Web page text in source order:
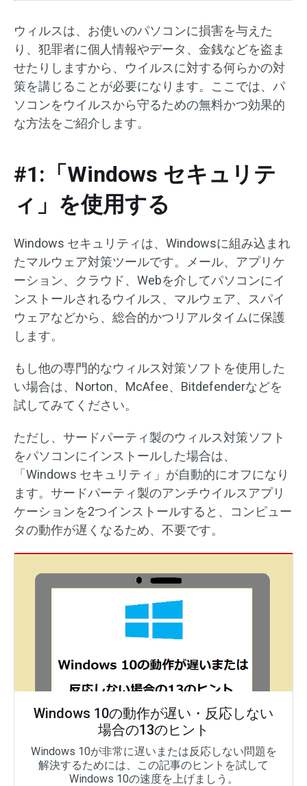
ウィルスは、お使いのパソコンに損害を与えた
り、犯罪者に個人情報やデータ、金銭などを盗ま
せたりしますから、ウイルスに対する何らかの対
策を講じることが必要になります。ここでは、パ
ソコンをウイルスから守るための無料かつ効果的
な方法をご紹介します。
#1:「Windows セキュリテ
ィ」を使用する
Windows セキュリティは、Windowsに組み込まれ
たマルウェア対策ツールです。メール、アプリケ
ーション、クラウド、Webを介してパソコンにイ
ンストールされるウイルス、マルウェア、スパイ
ウェアなどから、総合的かつリアルタイムに保護
します。
もし他の専門的なウィルス対策ソフトを使用した
い場合は、Norton、McAfee、Bitdefenderなどを
試してみてください。
ただし、サードパーティ製のウィルス対策ソフト
をパソコンにインストールした場合は、
「Windows セキュリティ」が自動的にオフになり
ます。サードパーティ製のアンチウイルスアプリ
ケーションを2つインストールすると、コンピュー
タの動作が遅くなるため、不要です。
Windows 10の動作が遅い・反応しない
場合の13のヒント
Windows 10が非常に遅いまたは反応しない問題を
解決するためには、この記事のヒントを試して
Windows 10の速度を上げましう。